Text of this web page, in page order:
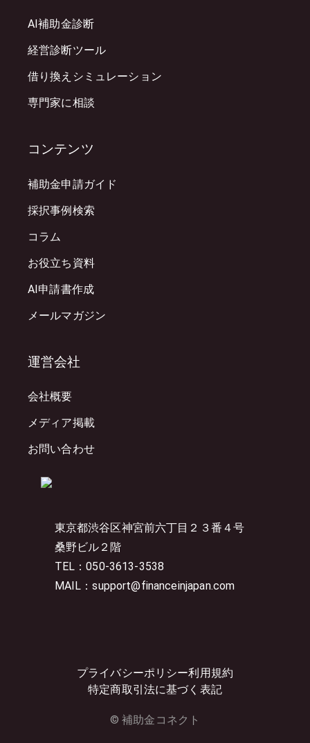
東京都渋谷区神宮前六丁目２３番４号
桑野ビル２階
TEL：050-3613-3538
MAIL：support@financeinjapan.com
プライバシーポリシー利用規約
特定商取引法に基づく表記
© 補助金コネクト
AI補助金診断
経営診断ツール
借り換えシミュレーション
専門家に相談
コンテンツ
補助金申請ガイド
採択事例検索
コラム
お役立ち資料
AI申請書作成
メールマガジン
運営会社
会社概要
メディア掲載
お問い合わせ